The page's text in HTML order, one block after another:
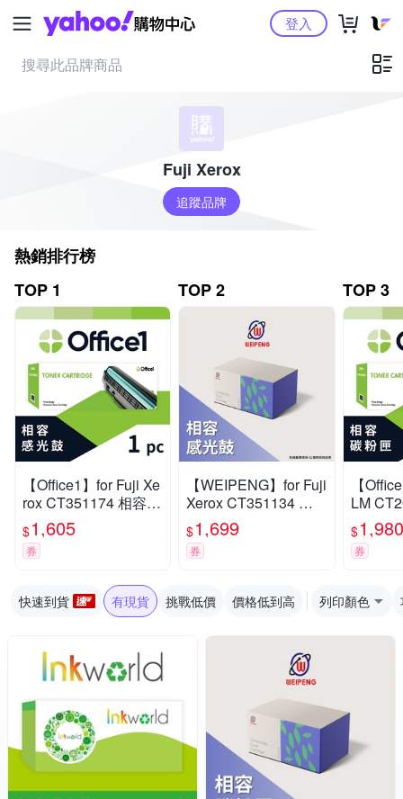
Yahoo購物中心登入
Fuji Xerox
追蹤品牌
熱銷排行榜
TOP 1
【Office1】for Fuji Xe
rox CT351174 相容感
光鼓-50K(適用DocuP
rint P375d/P375dw/M
375z)
$1,605
券
TOP 2
【WEIPENG】for Fuji
Xerox CT351134 相
容感光鼓(適用DocuPr
int P285/M285)
$1,699
券
TOP 3
【
LM
高容
用
w/
$1,980
券
快速到貨 有現貨 挑戰低價 價格低到高 列印顏色